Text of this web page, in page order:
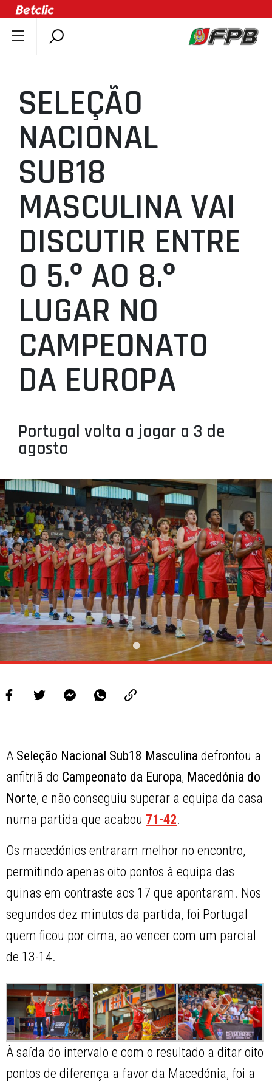
ÚLTIMAS
COMPETIÇÕES
ASSOCIAÇÕES
CLUBES
AGENTES
AGENDA
SELEÇÕES
MINIBASQUETE
ÁREA TÉCNICA
PROJETOS
LIGA BETCLIC MASCULINA
LIGA BETCLIC FEMININA
SELEÇÃO
NACIONAL
SUB18
MASCULINA VAI
DISCUTIR ENTRE
O 5.º AO 8.º
LUGAR NO
CAMPEONATO
DA EUROPA
Portugal volta a jogar a 3 de
agosto
A Seleção Nacional Sub18 Masculina defrontou a
anfitriã do Campeonato da Europa, Macedónia do
Norte, e não conseguiu superar a equipa da casa
numa partida que acabou 71-42.
Os macedónios entraram melhor no encontro,
permitindo apenas oito pontos à equipa das
quinas em contraste aos 17 que apontaram. Nos
segundos dez minutos da partida, foi Portugal
quem ficou por cima, ao vencer com um parcial
de 13-14.
À saída do intervalo e com o resultado a ditar oito
pontos de diferença a favor da Macedónia, foi a